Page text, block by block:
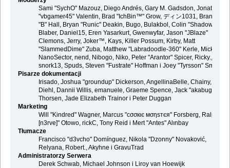
Sami "SychO" Mazouz, Diego Andrés, Gary M. Gadsdon, Jonathan
"vbgamer45" Valentin, Brad "IchBin™" Grow, ディン1031, Brannon
"B" Hall, Bryan "Runic" Deakin, Bugo, Bulakbol, Colin "Shadow82x"
Blaber, Daniel15, Eren Yasarkurt, Gwenwyfar, Jason "JBlaze"
Clemons, Jerry, Joker™, Kays, Killer Possum, Kirby, Matt
"SlammedDime" Zuba, Matthew "Labradoodle-360" Kerle, Mick.,
NanoSector, nend, Nibogo, Niko, Peter "Arantor" Spicer, Ricky.,
snork13, Spuds, Steven "Fustrate" Hoffman i Joey "Tyrsson" Smith
Pisarze dokumentacji
Irisado, Joshua "groundup" Dickerson, AngellinaBelle, Chainy,
Diehl, Dannii Willis, emanuele, Graeme Spence, Jack "akabugeyes"
Thorsen, Jade Elizabeth Trainor i Peter Duggan
Marketing
Will "Kindred" Wagner, Marcus "cσσкιє мσηѕтєя" Forsberg, Ralph "
[n3rve]" Otowo, rickC, Tony Reid i Mert "Antes" Alınbay
Tłumacze
Francisco "d3vcho" Domínguez, Nikola "Dzonny" Novaković,
Relyana, Robert., Akyhne i GravuTrad
Administratorzy Serwera
Derek Schwab, Michael Johnson i Liroy van Hoewijk